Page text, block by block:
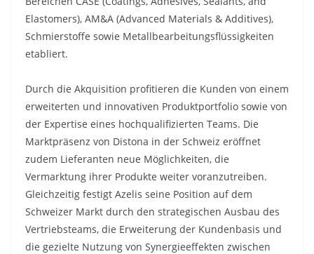
Elastomers), AM&A (Advanced Materials & Additives),
Schmierstoffe sowie Metallbearbeitungsflüssigkeiten
etabliert.
Durch die Akquisition profitieren die Kunden von einem
erweiterten und innovativen Produktportfolio sowie von
der Expertise eines hochqualifizierten Teams. Die
Marktpräsenz von Distona in der Schweiz eröffnet
zudem Lieferanten neue Möglichkeiten, die
Vermarktung ihrer Produkte weiter voranzutreiben.
Gleichzeitig festigt Azelis seine Position auf dem
Schweizer Markt durch den strategischen Ausbau des
Vertriebsteams, die Erweiterung der Kundenbasis und
die gezielte Nutzung von Synergieeffekten zwischen